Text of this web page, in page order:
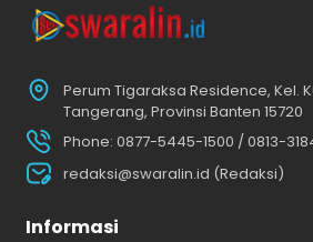
Perum Tigaraksa Residence, Kel.
Tangerang, Provinsi Banten 15720
Phone: 0877-5445-1500 / 0813-
redaksi@swaralin.id (Redaksi)
Informasi